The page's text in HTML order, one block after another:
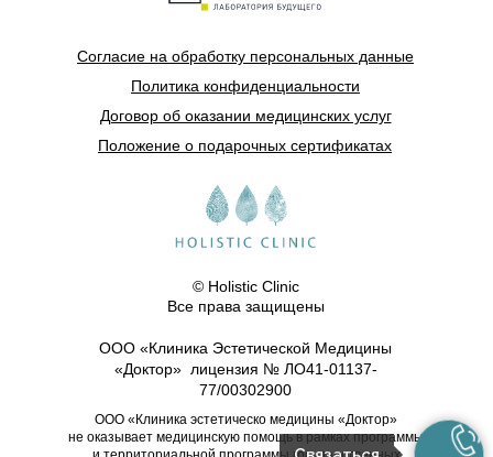
© Holistic Clinic
Все права защищены
Согласие на обработку персональных данные
Политика конфиденциальности
Договор об оказании медицинских услуг
Положение о подарочных сертификатах
ООО «Клиника Эстетической Медицины
«Доктор» лицензия № ЛО41-01137-
77/00302900
ООО «Клиника эстетическо медицины «Доктор»
не оказывает медицинскую помощь в рамках программы